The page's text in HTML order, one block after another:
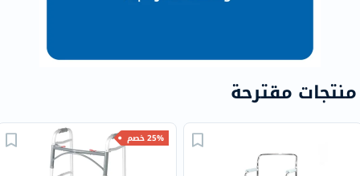
منتجات مقترحة
25% خصم